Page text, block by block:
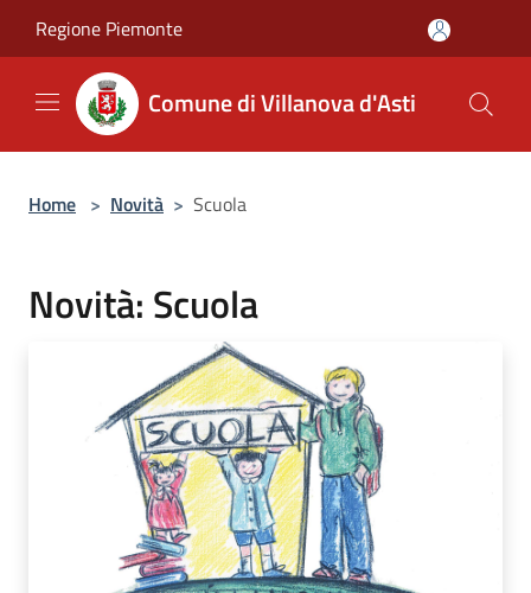
Regione Piemonte
Comune di Villanova d'Asti
Home > Novità > Scuola
Novità: Scuola